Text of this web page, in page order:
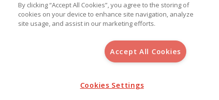
, S.L.U.(B-64405731) c/ San Norberto
Aviso Legal
Política de Cookies
By clicking “Accept All Cookies”, you agree to the storing of
cookies on your device to enhance site navigation, analyze
site usage, and assist in our marketing efforts.
Accept All Cookies
Cookies Settings